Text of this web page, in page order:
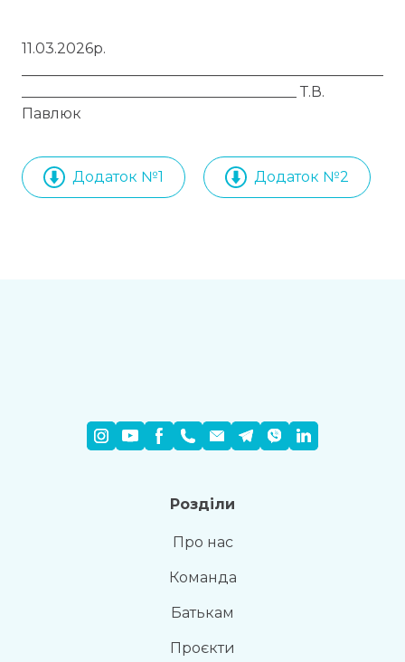
11.03.2026р.
______________________________________ Т.В.
Павлюк
Додаток №1 Додаток №2
Розділи
Про нас
Команда
Батькам
Проєкти